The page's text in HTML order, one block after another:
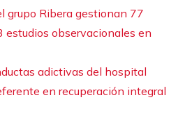
grupo Ribera gestionan 77
estudios observacionales en
adictivas del hospital
en recuperación integral